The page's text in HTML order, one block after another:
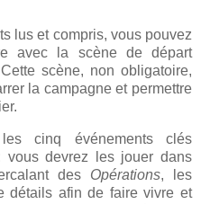
lus et compris, vous pouvez
avec la scène de départ
scène, non obligatoire,
la campagne et permettre
cinq événements clés
vous devrez les jouer dans
des Opérations, les
détails afin de faire vivre et